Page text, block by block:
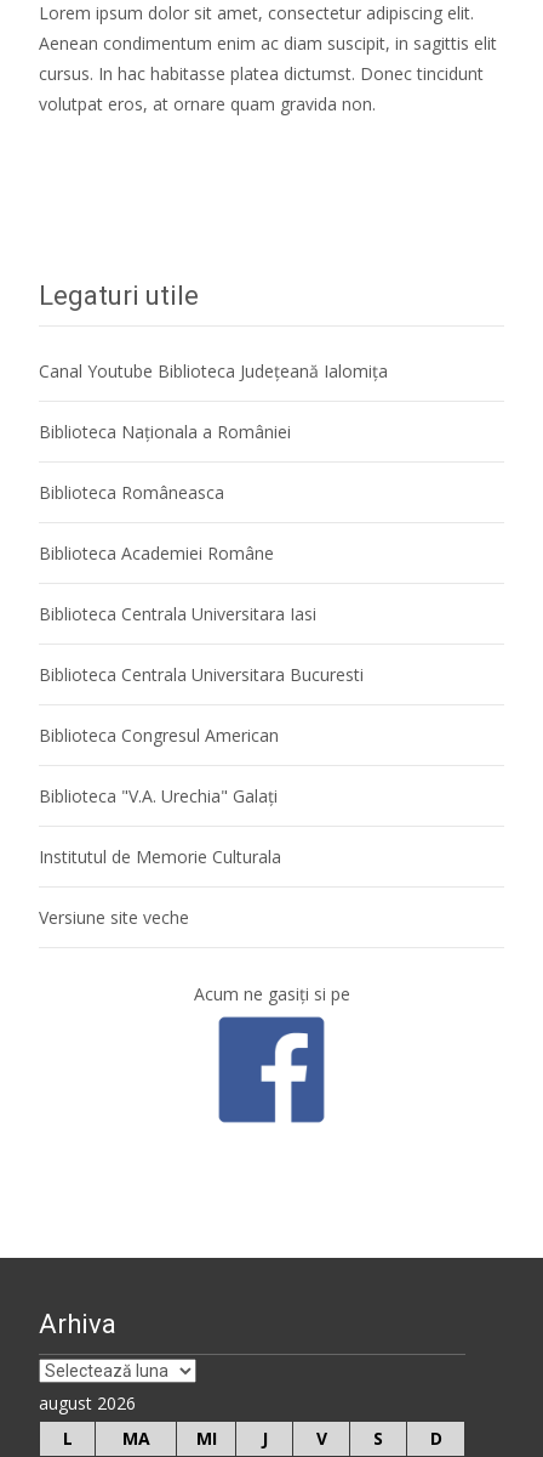
Lorem ipsum dolor sit amet, consectetur adipiscing elit.
Aenean condimentum enim ac diam suscipit, in sagittis elit
cursus. In hac habitasse platea dictumst. Donec tincidunt
volutpat eros, at ornare quam gravida non.
Legaturi utile
Canal Youtube Biblioteca Județeană Ialomița
Biblioteca Naţionala a României
Biblioteca Româneasca
Biblioteca Academiei Române
Biblioteca Centrala Universitara Iasi
Biblioteca Centrala Universitara Bucuresti
Biblioteca Congresul American
Biblioteca "V.A. Urechia" Galaţi
Institutul de Memorie Culturala
Versiune site veche
Acum ne gasiţi si pe
Arhiva
Arhiva
august 2026
L
MA MI J V S
D